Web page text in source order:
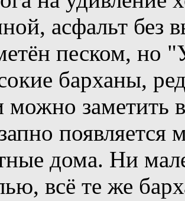
асфальт без
песком, но
барханы,
можно заметить
появляется
дома. Ни
всё те же